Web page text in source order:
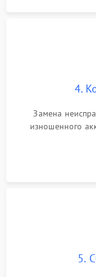
4.
Замена
изношенного
контроллеров
разъемов и
5.